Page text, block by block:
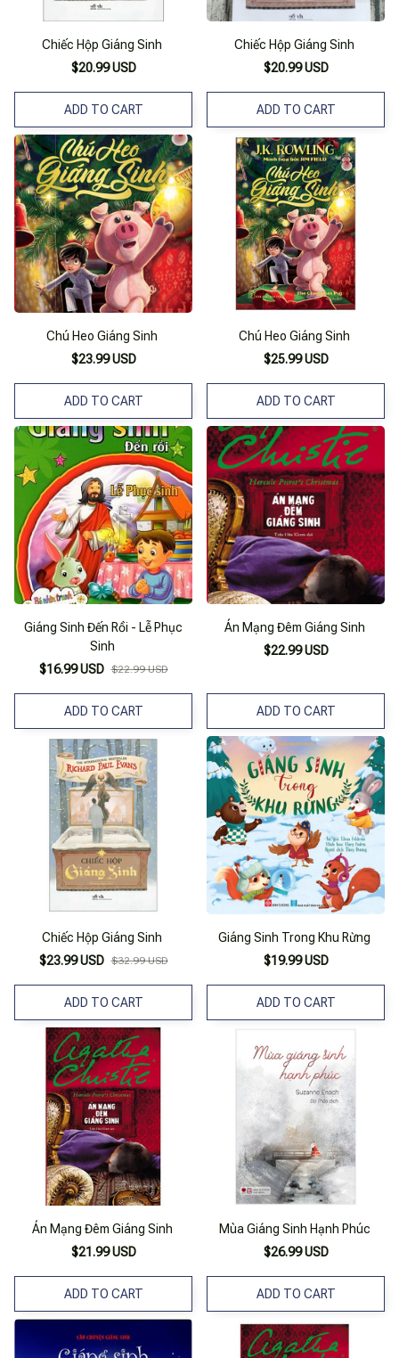
Chiếc Hộp Giáng Sinh
$20.99 USD
ADD TO CART
Chiếc Hộp Giáng Sinh
$20.99 USD
ADD TO CART
Chú Heo Giáng Sinh
$23.99 USD
ADD TO CART
Chú Heo Giáng Sinh
$25.99 USD
ADD TO CART
Giáng Sinh Đến Rồi - Lễ Phục
Sinh
$16.99 USD $22.99 USD
ADD TO CART
Án Mạng Đêm Giáng Sinh
$22.99 USD
ADD TO CART
Chiếc Hộp Giáng Sinh
$23.99 USD $32.99 USD
ADD TO CART
Giáng Sinh Trong Khu Rừng
$19.99 USD
ADD TO CART
Án Mạng Đêm Giáng Sinh
$21.99 USD
ADD TO CART
Mùa Giáng Sinh Hạnh Phúc
$26.99 USD
ADD TO CART